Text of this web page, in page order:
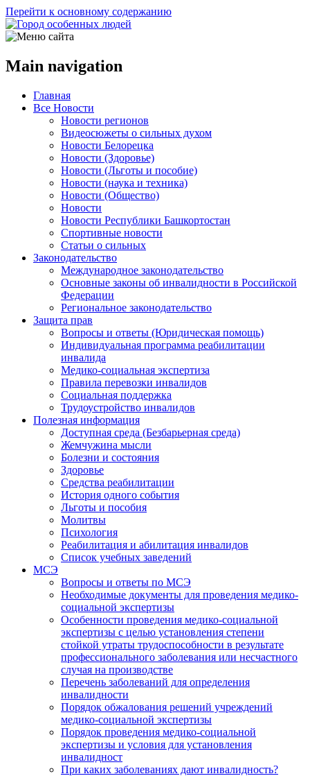
Перейти к основному содержанию
Main navigation
Главная
Все Новости
Новости регионов
Видеосюжеты о сильных духом
Новости Белорецка
Новости (Здоровье)
Новости (Льготы и пособие)
Новости (наука и техника)
Новости (Общество)
Новости
Новости Республики Башкортостан
Спортивные новости
Статьи о сильных
Законодательство
Международное законодательство
Основные законы об инвалидности в Российской
Федерации
Региональное законодательство
Защита прав
Вопросы и ответы (Юридическая помощь)
Индивидуальная программа реабилитации
инвалида
Медико-социальная экспертиза
Правила перевозки инвалидов
Социальная поддержка
Трудоустройство инвалидов
Полезная информация
Доступная среда (Безбарьерная среда)
Жемчужина мысли
Болезни и состояния
Здоровье
Средства реабилитации
История одного события
Льготы и пособия
Молитвы
Психология
Реабилитация и абилитация инвалидов
Список учебных заведений
МСЭ
Вопросы и ответы по МСЭ
Необходимые документы для проведения медико-
социальной экспертизы
Особенности проведения медико-социальной
экспертизы с целью установления степени
стойкой утраты трудоспособности в результате
профессионального заболевания или несчастного
случая на производстве
Перечень заболеваний для определения
инвалидности
Порядок обжалования решений учреждений
медико-социальной экспертизы
Порядок проведения медико-социальной
экспертизы и условия для установления
инвалидност
При каких заболеваниях дают инвалидность?